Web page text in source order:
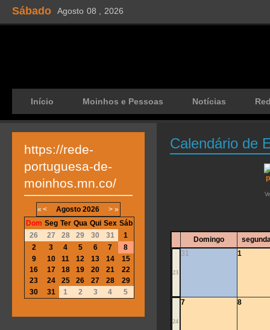
Sábado Agosto 08 , 2026
Início Moinhos e Pessoas Notícias
Calendário de
Domingo
23
31 1
24
7 8
https://rede-
portuguesa-de-
moinhos.mn.co/
« < Agosto 2026 > »
Dom Seg Ter Qua Qui Sex Sáb
26
27 28 29 30 31
1
2
3 4 5 6 7
8
9
10 11 12 13 14
15
16
17 18 19 20 21
22
23
24 25 26 27 28
29
30
31 1 2 3 4 5